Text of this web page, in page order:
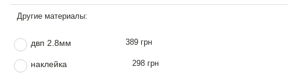
двп 2.8мм 389 грн
наклейка 298 грн